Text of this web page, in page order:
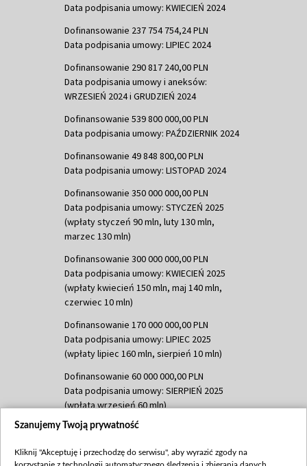
Data podpisania umowy: KWIECIEŃ 2024
Dofinansowanie 237 754 754,24 PLN
Data podpisania umowy: LIPIEC 2024
Dofinansowanie 290 817 240,00 PLN
Data podpisania umowy i aneksów:
WRZESIEŃ 2024 i GRUDZIEŃ 2024
Dofinansowanie 539 800 000,00 PLN
Data podpisania umowy: PAŹDZIERNIK 2024
Dofinansowanie 49 848 800,00 PLN
Data podpisania umowy: LISTOPAD 2024
Dofinansowanie 350 000 000,00 PLN
Data podpisania umowy: STYCZEŃ 2025
(wpłaty styczeń 90 mln, luty 130 mln,
marzec 130 mln)
Dofinansowanie 300 000 000,00 PLN
Data podpisania umowy: KWIECIEŃ 2025
(wpłaty kwiecień 150 mln, maj 140 mln,
czerwiec 10 mln)
Dofinansowanie 170 000 000,00 PLN
Data podpisania umowy: LIPIEC 2025
(wpłaty lipiec 160 mln, sierpień 10 mln)
Dofinansowanie 60 000 000,00 PLN
Data podpisania umowy: SIERPIEŃ 2025
(wpłata wrzesień 60 mln)
Dofinansowanie 635 783 051,21 PLN
(wpłata wrzesień 100 mln, październik 350
Szanujemy Twoją prywatność
Kliknij "Akceptuję i przechodzę do serwisu", aby wyrazić zgody na